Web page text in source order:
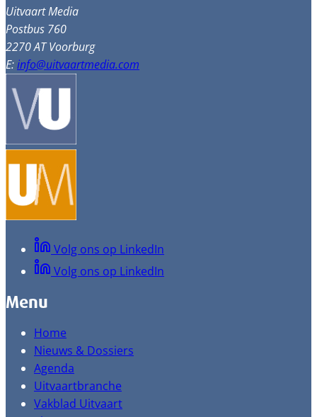
Uitvaart Media
Postbus 760
2270 AT Voorburg
E:info@uitvaartmedia.com
Volg ons op LinkedIn
Volg ons op LinkedIn
Menu
Home
Nieuws & Dossiers
Agenda
Uitvaartbranche
Vakblad Uitvaart